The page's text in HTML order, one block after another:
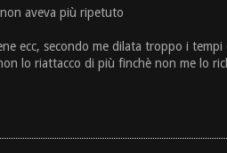
aveva più ripetuto
ecc, secondo me dilata troppo i tempi
lo riattacco di più finchè non me lo